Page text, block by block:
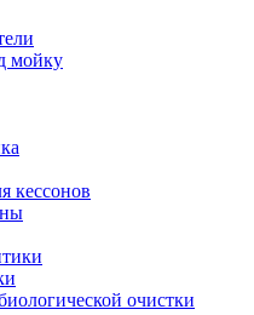
мойку
кессонов
очистки